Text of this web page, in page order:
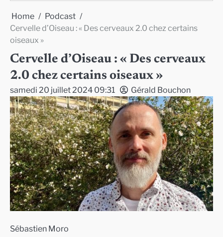
Home
Podcast
Cervelle d’Oiseau : « Des cerveaux 2.0 chez certains
oiseaux »
Cervelle d’Oiseau : « Des cerveaux
2.0 chez certains oiseaux »
samedi 20 juillet 2024 09:31 Gérald Bouchon
Sébastien Moro